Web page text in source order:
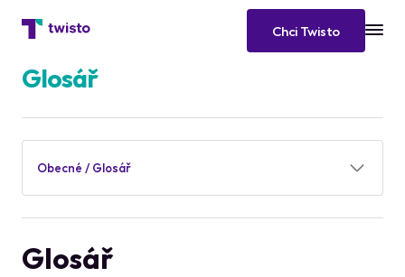
Chci Twisto
Glosář
Obecné / Glosář
Glosář